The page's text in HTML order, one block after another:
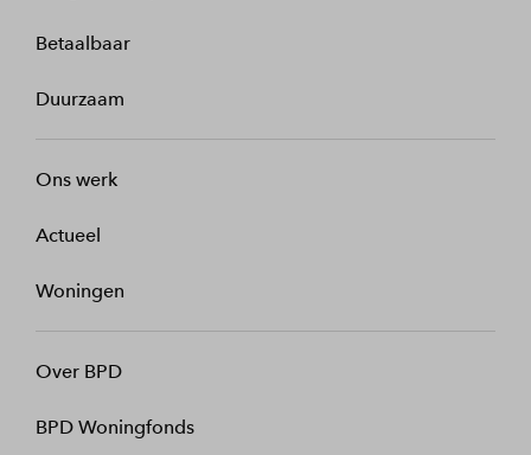
Betaalbaar
Duurzaam
Ons werk
Actueel
Woningen
Over BPD
BPD Woningfonds